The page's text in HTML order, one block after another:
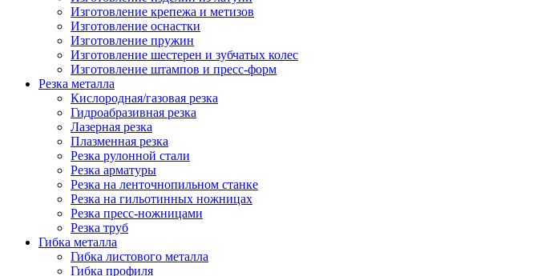
Изготовление крепежа и метизов
Изготовление оснастки
Изготовление пружин
Изготовление шестерен и зубчатых колес
Изготовление штампов и пресс-форм
Резка металла
Кислородная/газовая резка
Гидроабразивная резка
Лазерная резка
Плазменная резка
Резка рулонной стали
Резка арматуры
Резка на ленточнопильном станке
Резка на гильотинных ножницах
Резка пресс-ножницами
Резка труб
Гибка металла
Гибка листового металла
Гибка профиля